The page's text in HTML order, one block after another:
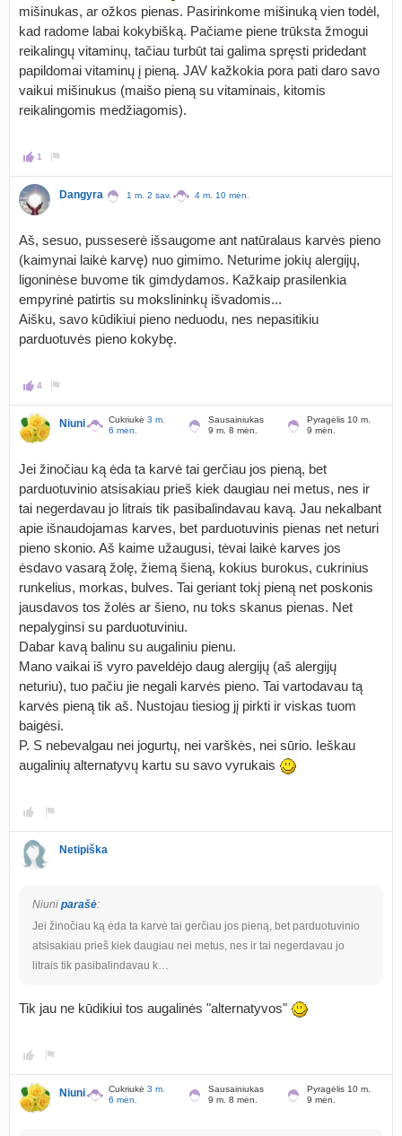
mišinukas, ar ožkos pienas. Pasirinkome mišinuką vien todėl,
kad radome labai kokybišką. Pačiame piene trūksta žmogui
reikalingų vitaminų, tačiau turbūt tai galima spręsti pridedant
papildomai vitaminų į pieną. JAV kažkokia pora pati daro savo
vaikui mišinukus (maišo pieną su vitaminais, kitomis
reikalingomis medžiagomis).
1
Dangyra 1 m. 2 sav. 4 m. 10 mėn.
Aš, sesuo, pusseserė išsaugome ant natūralaus karvės pieno
(kaimynai laikė karvę) nuo gimimo. Neturime jokių alergijų,
ligoninėse buvome tik gimdydamos. Kažkaip prasilenkia
empyrinė patirtis su mokslininkų išvadomis...
Aišku, savo kūdikiui pieno neduodu, nes nepasitikiu
parduotuvės pieno kokybę.
4
Niuni Cukriukė 3 m.
6 mėn.
Sausainiukas
9 m. 8 mėn.
Pyragėlis 10 m.
9 mėn.
Jei žinočiau ką ėda ta karvė tai gerčiau jos pieną, bet
parduotuvinio atsisakiau prieš kiek daugiau nei metus, nes ir
tai negerdavau jo litrais tik pasibalindavau kavą. Jau nekalbant
apie išnaudojamas karves, bet parduotuvinis pienas net neturi
pieno skonio. Aš kaime užaugusi, tėvai laikė karves jos
ėsdavo vasarą žolę, žiemą šieną, kokius burokus, cukrinius
runkelius, morkas, bulves. Tai geriant tokį pieną net poskonis
jausdavos tos žolės ar šieno, nu toks skanus pienas. Net
nepalyginsi su parduotuviniu.
Dabar kavą balinu su augaliniu pienu.
Mano vaikai iš vyro paveldėjo daug alergijų (aš alergijų
neturiu), tuo pačiu jie negali karvės pieno. Tai vartodavau tą
karvės pieną tik aš. Nustojau tiesiog jį pirkti ir viskas tuom
baigėsi.
P. S nebevalgau nei jogurtų, nei varškės, nei sūrio. Ieškau
augalinių alternatyvų kartu su savo vyrukais
Netipiška
Niuni parašė:
Jei žinočiau ką ėda ta karvė tai gerčiau jos pieną, bet parduotuvinio
atsisakiau prieš kiek daugiau nei metus, nes ir tai negerdavau jo
litrais tik pasibalindavau k…
Tik jau ne kūdikiui tos augalinės "alternatyvos"
Niuni Cukriukė 3 m.
6 mėn.
Sausainiukas
9 m. 8 mėn.
Pyragėlis 10 m.
9 mėn.